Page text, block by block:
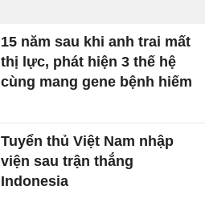
15 năm sau khi anh trai mất
thị lực, phát hiện 3 thế hệ
cùng mang gene bệnh hiếm
Tuyển thủ Việt Nam nhập
viện sau trận thắng
Indonesia